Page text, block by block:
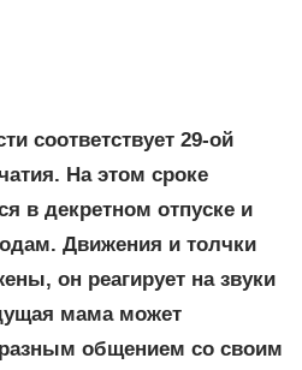
соответствует 29-ой
На этом сроке
в декретном отпуске и
Движения и толчки
он реагирует на звуки
мама может
общением со своим